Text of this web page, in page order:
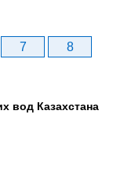
7
8
вод Казахстана